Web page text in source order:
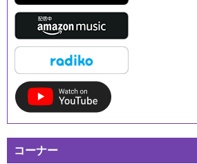
コーナー